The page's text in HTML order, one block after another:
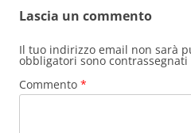
Lascia un commento
Il tuo indirizzo email non sarà
obbligatori sono contrassegnati
Commento *